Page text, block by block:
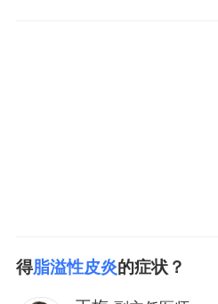
得脂溢性皮炎的症状？